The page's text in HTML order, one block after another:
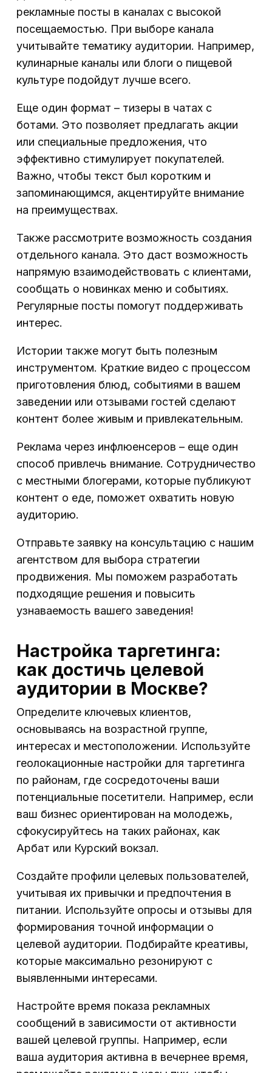
рекламные посты в каналах с высокой
посещаемостью. При выборе канала
учитывайте тематику аудитории. Например,
кулинарные каналы или блоги о пищевой
культуре подойдут лучше всего.
Еще один формат – тизеры в чатах с
ботами. Это позволяет предлагать акции
или специальные предложения, что
эффективно стимулирует покупателей.
Важно, чтобы текст был коротким и
запоминающимся, акцентируйте внимание
на преимуществах.
Также рассмотрите возможность создания
отдельного канала. Это даст возможность
напрямую взаимодействовать с клиентами,
сообщать о новинках меню и событиях.
Регулярные посты помогут поддерживать
интерес.
Истории также могут быть полезным
инструментом. Краткие видео с процессом
приготовления блюд, событиями в вашем
заведении или отзывами гостей сделают
контент более живым и привлекательным.
Реклама через инфлюенсеров – еще один
способ привлечь внимание. Сотрудничество
с местными блогерами, которые публикуют
контент о еде, поможет охватить новую
аудиторию.
Отправьте заявку на консультацию с нашим
агентством для выбора стратегии
продвижения. Мы поможем разработать
подходящие решения и повысить
узнаваемость вашего заведения!
Настройка таргетинга:
как достичь целевой
аудитории в Москве?
Определите ключевых клиентов,
основываясь на возрастной группе,
интересах и местоположении. Используйте
геолокационные настройки для таргетинга
по районам, где сосредоточены ваши
потенциальные посетители. Например, если
ваш бизнес ориентирован на молодежь,
сфокусируйтесь на таких районах, как
Арбат или Курский вокзал.
Создайте профили целевых пользователей,
учитывая их привычки и предпочтения в
питании. Используйте опросы и отзывы для
формирования точной информации о
целевой аудитории. Подбирайте креативы,
которые максимально резонируют с
выявленными интересами.
Настройте время показа рекламных
сообщений в зависимости от активности
вашей целевой группы. Например, если
ваша аудитория активна в вечернее время,